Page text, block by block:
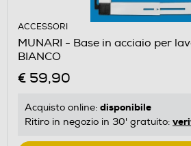
ACCESSORI
MUNARI - Base in acciaio per
BIANCO
€ 59,90
Acquisto online: disponibile
Ritiro in negozio in 30' gratuito: